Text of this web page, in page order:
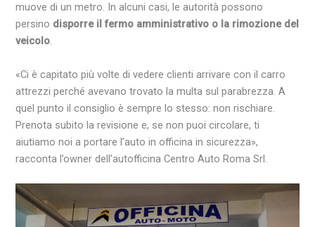
muove di un metro. In alcuni casi, le autorità possono
persino disporre il fermo amministrativo o la rimozione del
veicolo.
«Ci è capitato più volte di vedere clienti arrivare con il carro
attrezzi perché avevano trovato la multa sul parabrezza. A
quel punto il consiglio è sempre lo stesso: non rischiare.
Prenota subito la revisione e, se non puoi circolare, ti
aiutiamo noi a portare l’auto in officina in sicurezza»,
racconta l’owner dell’autofficina Centro Auto Roma Srl.